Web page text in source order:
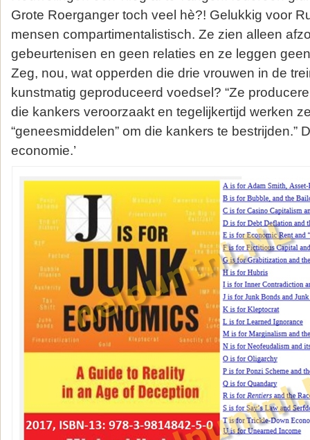
Grote Roerganger toch veel hè?! Gelukkig voor
mensen compartimentalistisch. Ze zien alleen
gebeurtenisen en geen relaties en ze leggen
Zeg, nou, wat opperden die drie vrouwen in de
kunstmatig geproduceerd voedsel? “Ze
die kankers veroorzaakt en tegelijkertijd werken
“geneesmiddelen” om die kankers te bestrijden.”
economie.’